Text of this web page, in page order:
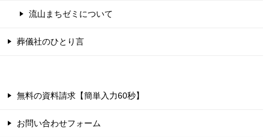
流山まちゼミについて
葬儀社のひとり言
無料の資料請求【簡単入力60秒】
お問い合わせフォーム